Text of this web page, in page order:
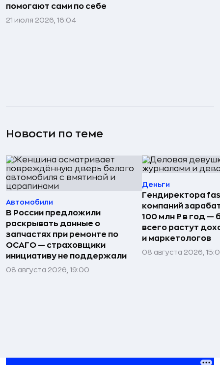
помогают сами по себе
21 июля 2026, 16:04
Новости по теме
Автомобили
В России предложили
раскрывать данные о
запчастях при ремонте по
ОСАГО — страховщики
инициативу не поддержали
08 августа 2026, 19:00
Деньги
Гендиректора
компаний
100 млн ₽ в год —
всего растут
и маркетологов
08 августа 2026,